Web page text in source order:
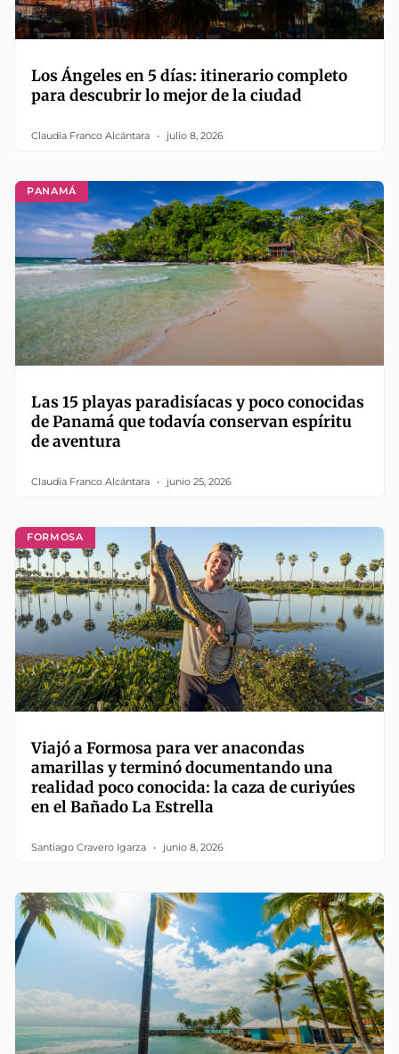
Los Ángeles en 5 días: itinerario completo
para descubrir lo mejor de la ciudad
Claudia Franco Alcántara julio 8, 2026
PANAMÁ
Las 15 playas paradisíacas y poco conocidas
de Panamá que todavía conservan espíritu
de aventura
Claudia Franco Alcántara junio 25, 2026
FORMOSA
Viajó a Formosa para ver anacondas
amarillas y terminó documentando una
realidad poco conocida: la caza de curiyúes
en el Bañado La Estrella
Santiago Cravero Igarza junio 8, 2026